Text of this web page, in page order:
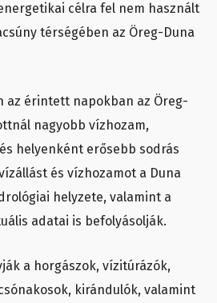
célra fel nem használt
térségében az Öreg-Duna
az érintett napokban az Öreg-
nagyobb vízhozam,
helyenként erősebb sodrás
és vízhozamot a Duna
helyzete, valamint a
adatai is befolyásolják.
a horgászok, vízitúrázók,
kirándulók, valamint